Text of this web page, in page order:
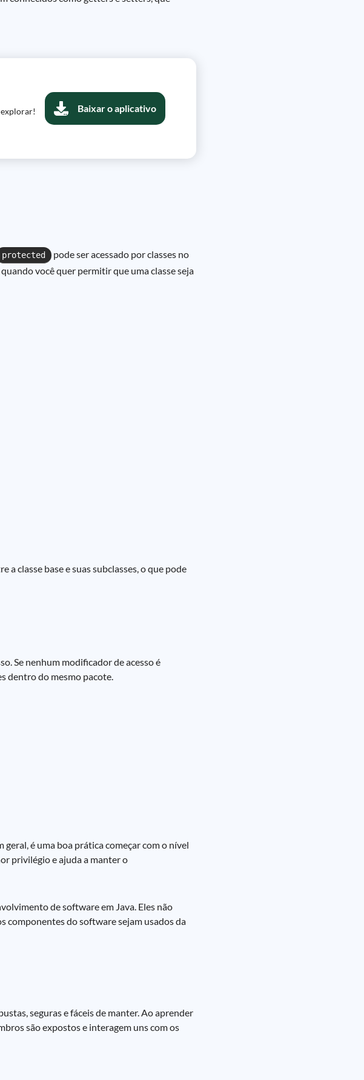
Baixar o aplicativo
protected
pode ser acessado por classes no
você quer permitir que uma classe seja
a classe base e suas subclasses, o que pode
Se nenhum modificador de acesso é
dentro do mesmo pacote.
geral, é uma boa prática começar com o nível
privilégio e ajuda a manter o
de software em Java. Eles não
componentes do software sejam usados da
seguras e fáceis de manter. Ao aprender
são expostos e interagem uns com os